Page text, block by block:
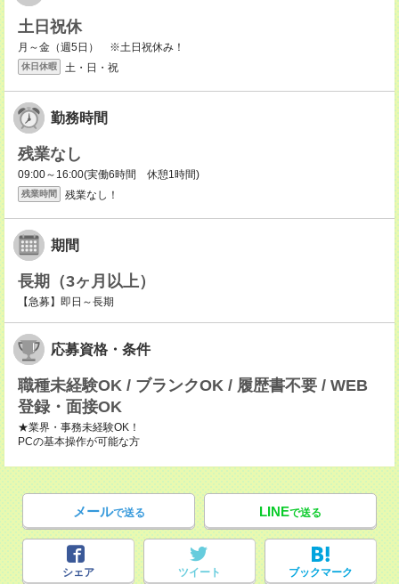
土日祝休
月～金（週5日） ※土日祝休み！
休日休暇 土・日・祝
勤務時間
残業なし
09:00～16:00(実働6時間 休憩1時間)
残業時間 残業なし！
期間
長期（3ヶ月以上）
【急募】即日～長期
応募資格・条件
職種未経験OK / ブランクOK / 履歴書不要 / WEB
登録・面接OK
★業界・事務未経験OK！
PCの基本操作が可能な方
メールで送る LINEで送る
シェア ツイート ブックマーク